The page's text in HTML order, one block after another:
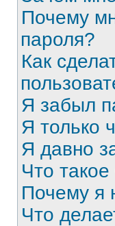
Почему
пароля?
Как
Я забыл
Я только
Я давно
Что
Почему я
Что